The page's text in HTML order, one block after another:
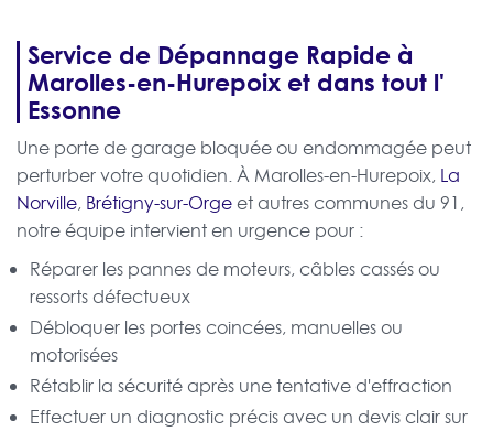
Service de Dépannage Rapide à
Marolles-en-Hurepoix et dans tout l'
Essonne
Une porte de garage bloquée ou endommagée peut
perturber votre quotidien. À Marolles-en-Hurepoix, La
Norville, Brétigny-sur-Orge et autres communes du 91,
notre équipe intervient en urgence pour :
Réparer les pannes de moteurs, câbles cassés ou
ressorts défectueux
Débloquer les portes coincées, manuelles ou
motorisées
Rétablir la sécurité après une tentative d'effraction
Effectuer un diagnostic précis avec un devis clair sur